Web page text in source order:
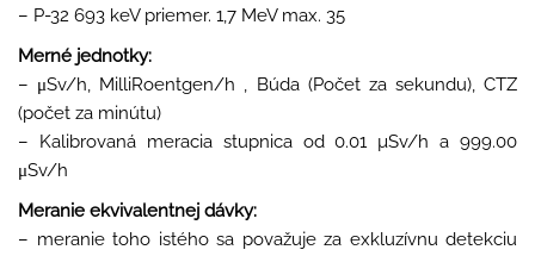
– P-32 693 keV priemer. 1,7 MeV max. 35
Merné jednotky:
– μSv/h, MilliRoentgen/h , Búda (Počet za sekundu), CTZ
(počet za minútu)
– Kalibrovaná meracia stupnica od 0.01 µSv/h a 999.00
μSv/h
Meranie ekvivalentnej dávky:
– meranie toho istého sa považuje za exkluzívnu detekciu